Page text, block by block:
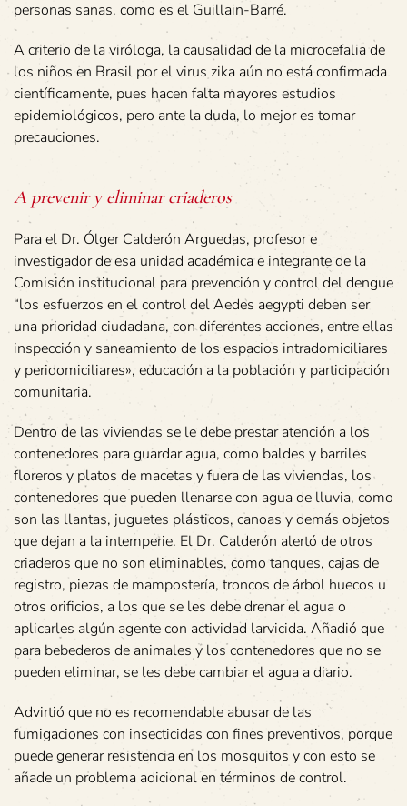
personas sanas, como es el Guillain-Barré.
A criterio de la viróloga, la causalidad de la microcefalia de
los niños en Brasil por el virus zika aún no está confirmada
científicamente, pues hacen falta mayores estudios
epidemiológicos, pero ante la duda, lo mejor es tomar
precauciones.
A prevenir y eliminar criaderos
Para el Dr. Ólger Calderón Arguedas, profesor e
investigador de esa unidad académica e integrante de la
Comisión institucional para prevención y control del dengue
“los esfuerzos en el control del Aedes aegypti deben ser
una prioridad ciudadana, con diferentes acciones, entre ellas
inspección y saneamiento de los espacios intradomiciliares
y peridomiciliares», educación a la población y participación
comunitaria.
Dentro de las viviendas se le debe prestar atención a los
contenedores para guardar agua, como baldes y barriles
floreros y platos de macetas y fuera de las viviendas, los
contenedores que pueden llenarse con agua de lluvia, como
son las llantas, juguetes plásticos, canoas y demás objetos
que dejan a la intemperie. El Dr. Calderón alertó de otros
criaderos que no son eliminables, como tanques, cajas de
registro, piezas de mampostería, troncos de árbol huecos u
otros orificios, a los que se les debe drenar el agua o
aplicarles algún agente con actividad larvicida. Añadió que
para bebederos de animales y los contenedores que no se
pueden eliminar, se les debe cambiar el agua a diario.
Advirtió que no es recomendable abusar de las
fumigaciones con insecticidas con fines preventivos, porque
puede generar resistencia en los mosquitos y con esto se
añade un problema adicional en términos de control.